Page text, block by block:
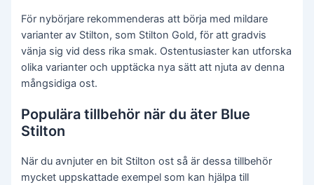
För nybörjare rekommenderas att börja med mildare
varianter av Stilton, som Stilton Gold, för att gradvis
vänja sig vid dess rika smak. Ostentusiaster kan utforska
olika varianter och upptäcka nya sätt att njuta av denna
mångsidiga ost.
Populära tillbehör när du äter Blue
Stilton
När du avnjuter en bit Stilton ost så är dessa tillbehör
mycket uppskattade exempel som kan hjälpa till